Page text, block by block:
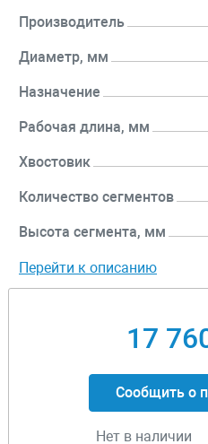
Производитель
Диаметр, мм
Назначение
Рабочая длина, мм
Хвостовик
Количество сегментов
Высота сегмента, мм
Перейти к описанию
17
Сообщить о
Нет в наличии